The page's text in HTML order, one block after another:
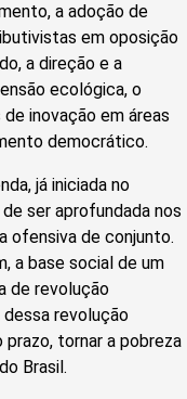
a adoção de
em oposição
a direção e a
ecológica, o
inovação em áreas
democrático.
já iniciada no
ser aprofundada nos
ofensiva de conjunto.
a base social de um
de revolução
revolução
tornar a pobreza
Brasil.